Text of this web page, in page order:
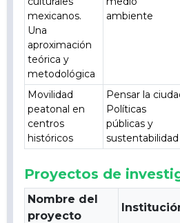
mexicanos.
Una
aproximación
teórica y
metodológica
ambiente
Movilidad
peatonal en
centros
históricos
Pensar la
Políticas
públicas y
sustentabilidad
Proyectos de
Nombre del
proyecto